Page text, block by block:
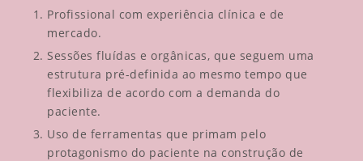
Profissional com experiência clínica e de
mercado.
Sessões fluídas e orgânicas, que seguem uma
estrutura pré-definida ao mesmo tempo que
flexibiliza de acordo com a demanda do
paciente.
Uso de ferramentas que primam pelo
protagonismo do paciente na construção de